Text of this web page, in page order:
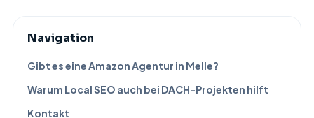
Navigation
Gibt es eine Amazon Agentur in Melle?
Warum Local SEO auch bei DACH-Projekten hilft
Kontakt